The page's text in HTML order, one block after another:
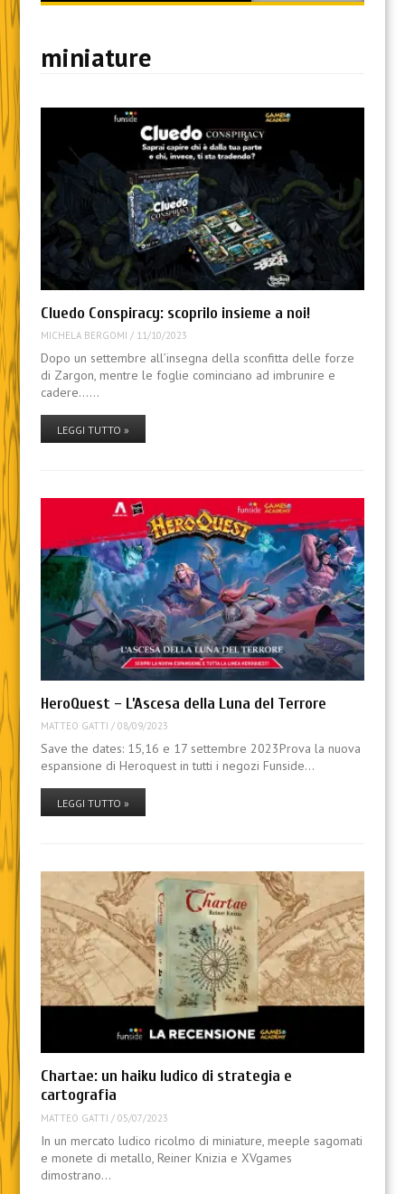
content
miniature
Cluedo Conspiracy: scoprilo insieme a noi!
MICHELA BERGOMI / 11/10/2023
Dopo un settembre all’insegna della sconfitta delle forze
di Zargon, mentre le foglie cominciano ad imbrunire e
cadere……
LEGGI TUTTO »
HeroQuest – L’Ascesa della Luna del Terrore
MATTEO GATTI / 08/09/2023
Save the dates: 15,16 e 17 settembre 2023Prova la nuova
espansione di Heroquest in tutti i negozi Funside…
LEGGI TUTTO »
Chartae: un haiku ludico di strategia e
cartografia
MATTEO GATTI / 05/07/2023
In un mercato ludico ricolmo di miniature, meeple sagomati
e monete di metallo, Reiner Knizia e XVgames
dimostrano…